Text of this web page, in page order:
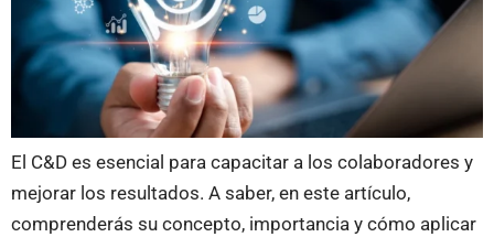
El C&D es esencial para capacitar a los colaboradores y
mejorar los resultados. A saber, en este artículo,
comprenderás su concepto, importancia y cómo aplicar